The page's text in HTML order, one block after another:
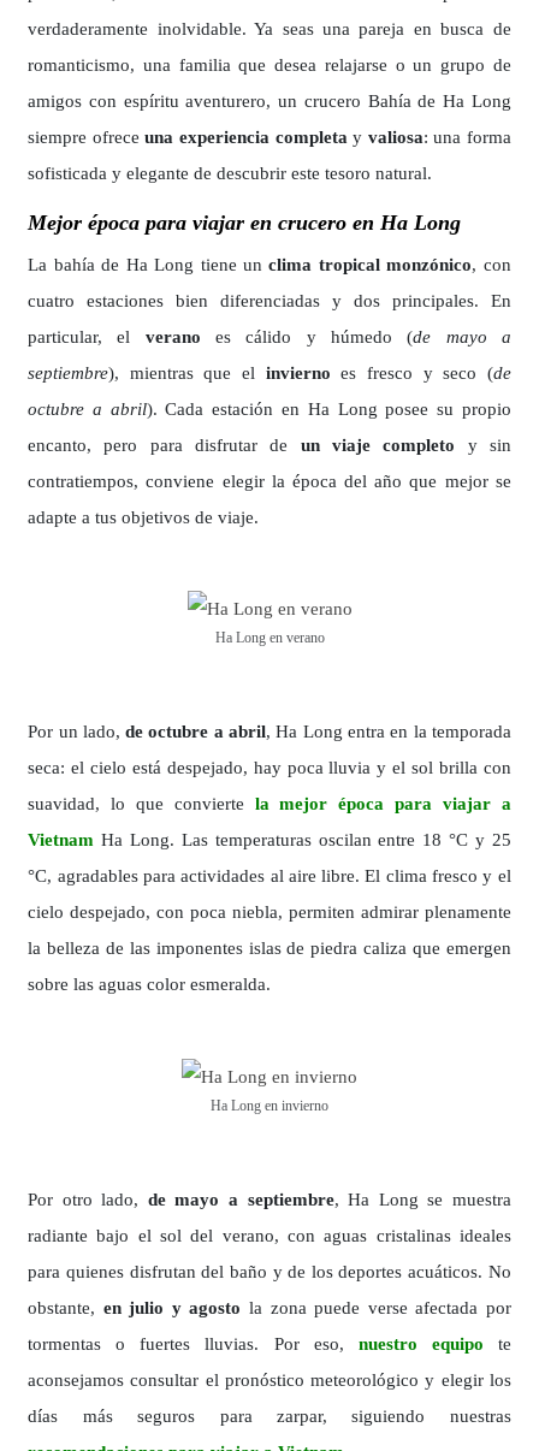
verdaderamente inolvidable. Ya seas una pareja en busca de
romanticismo, una familia que desea relajarse o un grupo de
amigos con espíritu aventurero, un crucero Bahía de Ha Long
siempre ofreceuna experiencia completa y valiosa: una forma
sofisticada y elegante de descubrir este tesoro natural.
Mejor época para viajar en crucero en Ha Long
La bahía de Ha Long tiene unclima tropical monzónico, con
cuatro estaciones bien diferenciadas y dos principales. En
particular, el veranoes cálido y húmedo (de mayo a
septiembre), mientras que el inviernoes fresco y seco (de
octubre a abril). Cada estación en Ha Long posee su propio
encanto, pero para disfrutar de un viaje completo y sin
contratiempos, conviene elegir la época del año que mejor se
adapte a tus objetivos de viaje.
Ha Long en verano
Por un lado,de octubre a abril, Ha Long entra en la temporada
seca: el cielo está despejado, hay poca lluvia y el sol brilla con
suavidad, lo que convierte la mejor época para viajar a
Vietnam Ha Long. Las temperaturas oscilan entre 18 °C y 25
°C, agradables para actividades al aire libre. El clima fresco y el
cielo despejado, con poca niebla, permiten admirar plenamente
la belleza de las imponentes islas de piedra caliza que emergen
sobre las aguas color esmeralda.
Ha Long en invierno
Por otro lado, de mayo a septiembre, Ha Long se muestra
radiante bajo el sol del verano, con aguas cristalinas ideales
para quienes disfrutan del baño y de los deportes acuáticos. No
obstante, en julio y agosto la zona puede verse afectada por
tormentas o fuertes lluvias. Por eso, nuestro equipo
te
aconsejamos consultar el pronóstico meteorológico y elegir los
días más seguros para zarpar, siguiendo nuestras